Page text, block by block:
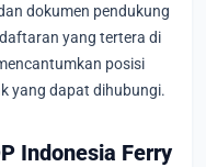
dokumen pendukung
yang tertera di
posisi
yang dapat dihubungi.
Indonesia Ferry